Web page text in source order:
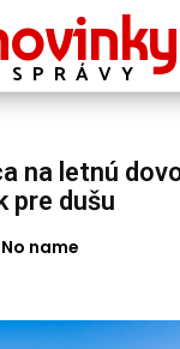
SPRÁVY
na letnú
pre dušu
No name